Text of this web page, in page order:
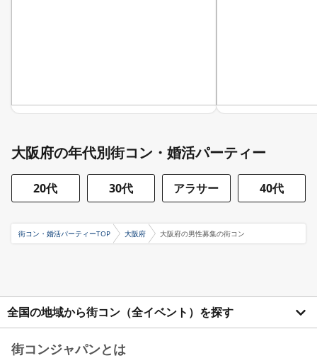
大阪府の年代別街コン・婚活パーティー
20代 30代 アラサー 40代
街コン・婚活パーティーTOP 大阪府 大阪府の男性募集の街コン
全国の地域から街コン（全イベント）を探す
街コンジャパンとは